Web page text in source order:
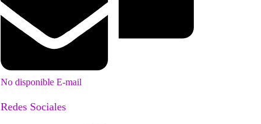
No disponible E-mail
Redes Sociales